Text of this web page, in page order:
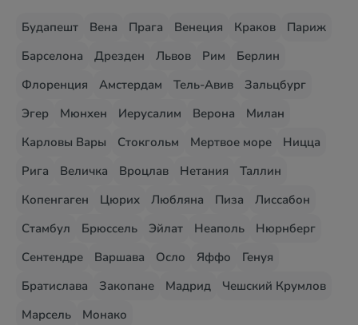
Будапешт Вена Прага Венеция Краков
Париж
Барселона
Дрезден Львов Рим
Берлин
Флоренция
Амстердам Тель-Авив
Зальцбург
Эгер
Мюнхен Иерусалим Верона
Милан
Карловы Вары
Стокгольм Мертвое море
Ницца
Рига
Величка Вроцлав Нетания
Таллин
Копенгаген
Цюрих Любляна Пиза
Лиссабон
Стамбул
Брюссель Эйлат Неаполь
Нюрнберг
Сентендре
Варшава Осло Яффо
Генуя
Братислава
Закопане Мадрид
Чешский Крумлов
Марсель
Монако